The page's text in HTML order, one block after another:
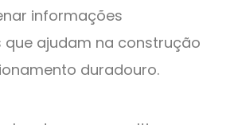
informações
ajudam na construção
duradouro.